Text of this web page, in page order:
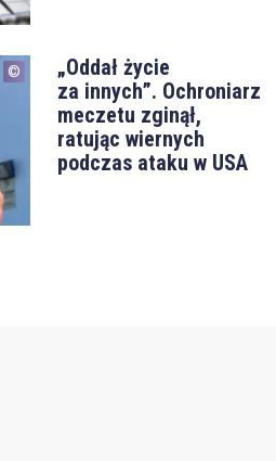
„Oddał życie
za innych”. Ochroniarz
meczetu zginął,
ratując wiernych
podczas ataku w USA